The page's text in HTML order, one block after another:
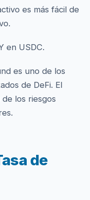
es más fácil de
en USDC.
es uno de los
de DeFi. El
los riesgos
de